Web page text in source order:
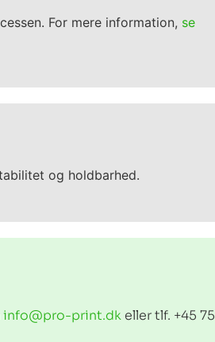
For mere information, se
og holdbarhed.
info@pro-print.dk eller tlf. +45 75